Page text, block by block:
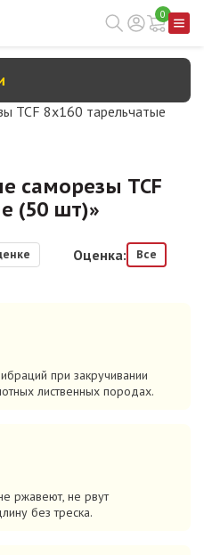
0
TCF 8х160 тарельчатые
саморезы TCF
(50 шт)»
Оценка: Все
при закручивании
лиственных породах.
ржавеют, не рвут
без треска.